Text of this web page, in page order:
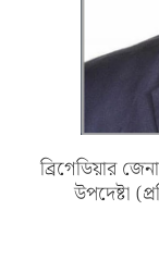
ব্রিগেডিয়ার
উপদেষ্টা